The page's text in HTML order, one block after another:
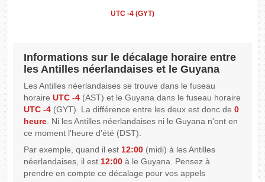
UTC -4 (GYT)
Informations sur le décalage horaire entre
les Antilles néerlandaises et le Guyana
Les Antilles néerlandaises se trouve dans le fuseau
horaireUTC -4 (AST) et le Guyana dans le fuseau horaire
UTC -4 (GYT). La différence entre les deux est donc de0
heure. Ni les Antilles néerlandaises ni le Guyana n'ont en
ce moment l'heure d'été (DST).
Par exemple, quand il est12:00 (midi) à les Antilles
néerlandaises, il est12:00 à le Guyana. Pensez à
prendre en compte ce décalage pour vos appels